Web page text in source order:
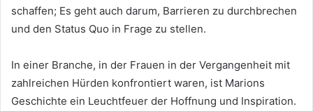
schaffen; Es geht auch darum, Barrieren zu durchbrechen
und den Status Quo in Frage zu stellen.
In einer Branche, in der Frauen in der Vergangenheit mit
zahlreichen Hürden konfrontiert waren, ist Marions
Geschichte ein Leuchtfeuer der Hoffnung und Inspiration.